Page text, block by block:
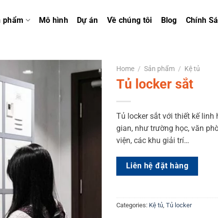
phẩm Mô hình Dự án Về chúng tôi Blog Chính
Home / Sản phẩm / Kệ tủ
Tủ locker sắt
Tủ locker sắt với thiết kế linh
gian, như trường học, văn
viện, các khu giải trí…
Liên hệ đặt hàng
Categories: Kệ tủ, Tủ locker